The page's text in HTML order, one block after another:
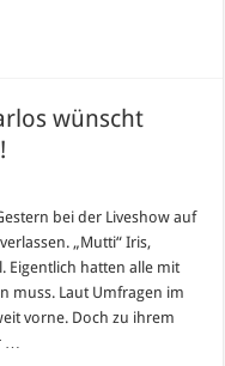
wünscht
bei der Liveshow auf
„Mutti“ Iris,
Eigentlich hatten alle mit
muss. Laut Umfragen im
vorne. Doch zu ihrem
…